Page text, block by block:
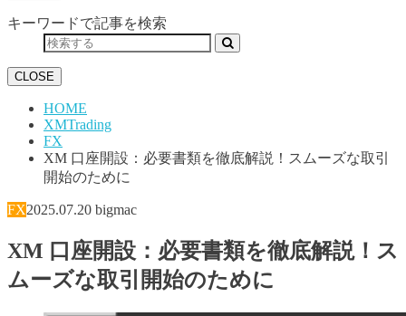
キーワードで記事を検索
CLOSE
HOME
XMTrading
FX
XM 口座開設：必要書類を徹底解説！スムーズな取引
開始のために
FX2025.07.20 bigmac
XM 口座開設：必要書類を徹底解説！ス
ムーズな取引開始のために